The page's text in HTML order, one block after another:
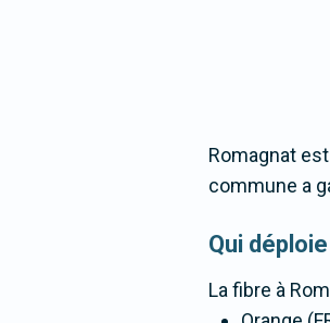
Romagnat
commune a
Qui
La fibre à